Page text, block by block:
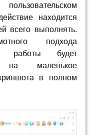
находится
всего выполнять.
подхода
работы будет
на маленькое
в полном